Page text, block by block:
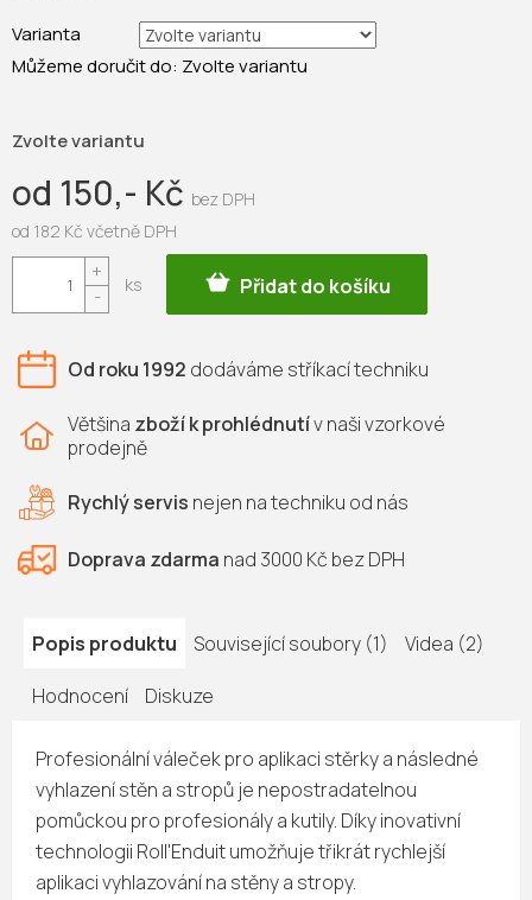
od 150,- Kč
od 182 Kč včetně DPH
Měrná
Zvolte variantu
Varianta
Můžeme doručit do: Zvolte variantu
Přidat do košíku
Od roku 1992 dodáváme stříkací techniku
Většina zboží k prohlédnutív naši vzorkové
prodejně
Rychlý servis nejen natechniku od nás
Doprava zdarma nad 3000 Kč bez DPH
Popis produktu Související soubory (1)
Videa (2)
Hodnocení
Diskuze
Profesionální váleček pro aplikaci stěrky a následné
vyhlazení stěn a stropů je nepostradatelnou
pomůckou pro profesionály a kutily. Díky inovativní
technologii Roll'Enduit umožňuje třikrát rychlejší
aplikaci vyhlazování na stěny a stropy.